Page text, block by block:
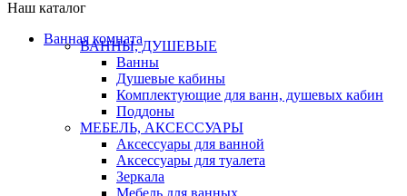
Наш каталог
Ванная комната
ВАННЫ, ДУШЕВЫЕ
Ванны
Душевые кабины
Комплектующие для ванн, душевых кабин
Поддоны
МЕБЕЛЬ, АКСЕССУАРЫ
Аксессуары для ванной
Аксессуары для туалета
Зеркала
Мебель для ванных